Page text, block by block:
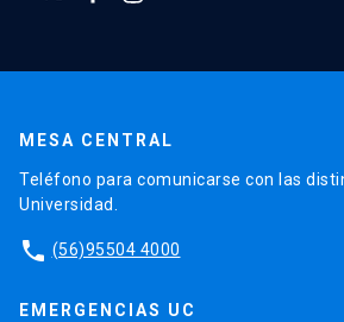
MESA CENTRAL
Teléfono para comunicarse con las
Universidad.
phone (56)95504 4000
EMERGENCIAS UC